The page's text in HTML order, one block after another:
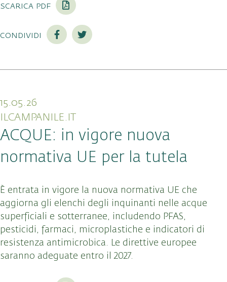
scarica pdf
condividi
15.05.26
ILCAMPANILE.IT
ACQUE: in vigore nuova
normativa UE per la tutela
È entrata in vigore la nuova normativa UE che
aggiorna gli elenchi degli inquinanti nelle acque
superficiali e sotterranee, includendo PFAS,
pesticidi, farmaci, microplastiche e indicatori di
resistenza antimicrobica. Le direttive europee
saranno adeguate entro il 2027.